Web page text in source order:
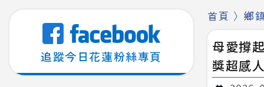
追蹤今日花蓮粉絲專頁
首頁 〉鄉
母愛撐
獎超感